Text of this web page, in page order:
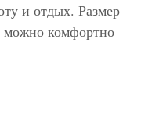
и отдых. Размер
можно комфортно